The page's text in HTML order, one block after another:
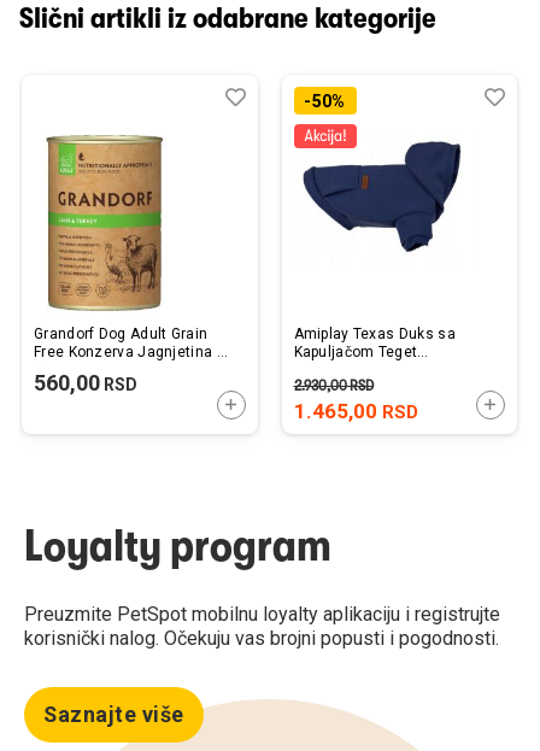
Slični artikli iz odabrane kategorije
Grandorf Dog Adult Grain
Free Konzerva Jagnjetina &
560,00 RSD
DODAJTE U KORPU
Dodaj
Uporedi-50%
Amiplay Texas Duks sa
Kapuljačom Teget
1.465,00 RSD
2.930,00RSD
Loyalty program
Preuzmite PetSpot mobilnu loyalty aplikaciju i registrujte
korisnički nalog. Očekuju vas brojni popusti i pogodnosti.
Saznajte više